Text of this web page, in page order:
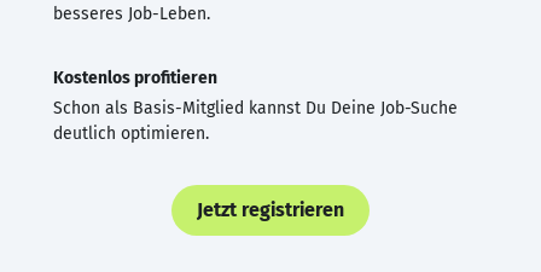
besseres Job-Leben.
Kostenlos profitieren
Schon als Basis-Mitglied kannst Du Deine Job-Suche
deutlich optimieren.
Jetzt registrieren